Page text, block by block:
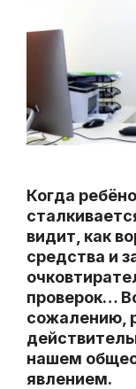
Когда
видит, как
средства и
проверок…
сожалению,
нашем
явлением.